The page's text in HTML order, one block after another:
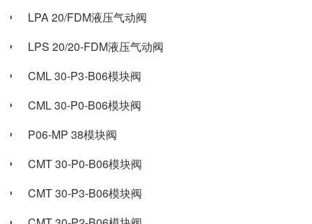
LPA 20/FDM液压气动阀
LPS 20/20-FDM液压气动阀
CML 30-P3-B06模块阀
CML 30-P0-B06模块阀
P06-MP 38模块阀
CMT 30-P0-B06模块阀
CMT 30-P3-B06模块阀